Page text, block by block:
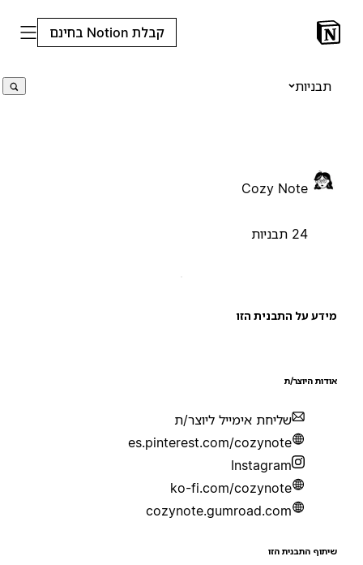
קבלת Notion בחינם
תבניות
Cozy Note
על התבנית הזו
היוצר/ת
שליחת אימייל ליוצר/ת
es.pinterest.com/cozynote
Instagram
ko-fi.com/cozynote
cozynote.gumroad.com
התבנית הזו